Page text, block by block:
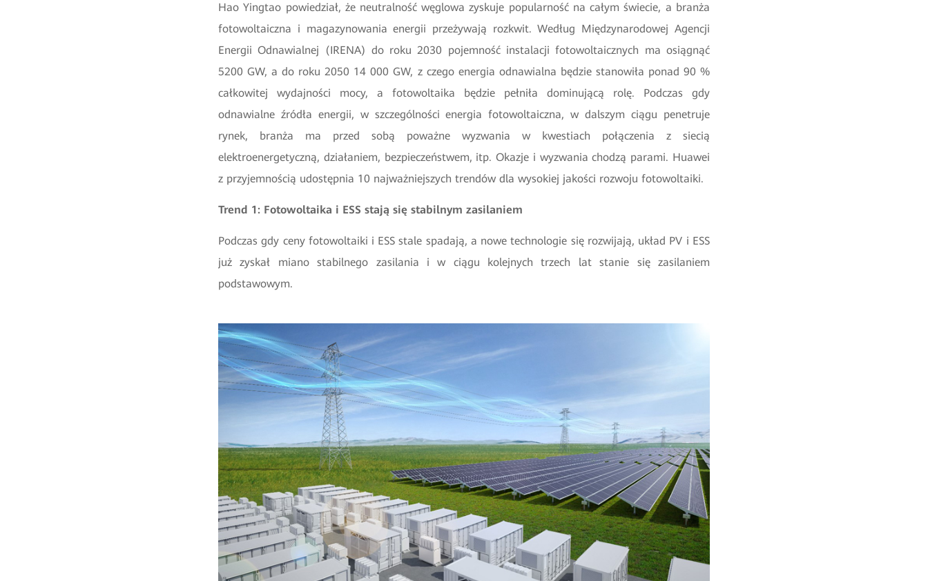
Hao Yingtao powiedział, że neutralność węglowa zyskuje popularność na całym świecie, a branża
fotowoltaiczna i magazynowania energii przeżywają rozkwit. Według Międzynarodowej Agencji
Energii Odnawialnej (IRENA) do roku 2030 pojemność instalacji fotowoltaicznych ma osiągnąć
5200 GW, a do roku 2050 14 000 GW, z czego energia odnawialna będzie stanowiła ponad 90 %
całkowitej wydajności mocy, a fotowoltaika będzie pełniła dominującą rolę. Podczas gdy
odnawialne źródła energii, w szczególności energia fotowoltaiczna, w dalszym ciągu penetruje
rynek, branża ma przed sobą poważne wyzwania w kwestiach połączenia z siecią
elektroenergetyczną, działaniem, bezpieczeństwem, itp. Okazje i wyzwania chodzą parami. Huawei
z przyjemnością udostępnia 10 najważniejszych trendów dlawysokiej jakości rozwoju fotowoltaiki.
Trend 1: Fotowoltaika i ESS stają się stabilnym zasilaniem
Podczas gdy ceny fotowoltaiki i ESS stale spadają, a nowe technologie się rozwijają, układ PV i ESS
już zyskał miano stabilnego zasilania i w ciągu kolejnych trzech lat stanie się zasilaniem
podstawowym.